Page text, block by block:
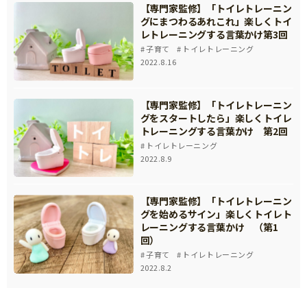
【専門家監修】「トイレトレーニン
グにまつわるあれこれ」楽しくトイ
レトレーニングする言葉かけ第3回
子育て
トイレトレーニング
2022.8.16
【専門家監修】「トイレトレーニン
グをスタートしたら」楽しくトイレ
トレーニングする言葉かけ 第2回
トイレトレーニング
2022.8.9
【専門家監修】「トイレトレーニン
グを始めるサイン」楽しくトイレト
レーニングする言葉かけ （第1
回）
子育て
トイレトレーニング
2022.8.2